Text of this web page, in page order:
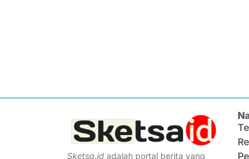
Sketsa.id adalah portal berita yang